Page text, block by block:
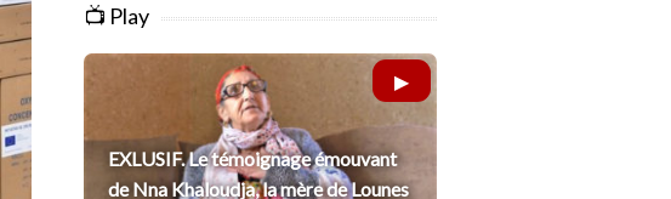
📺 Play
EXLUSIF. Le témoignage émouvant
de Nna Khaloudja, la mère de Lounes